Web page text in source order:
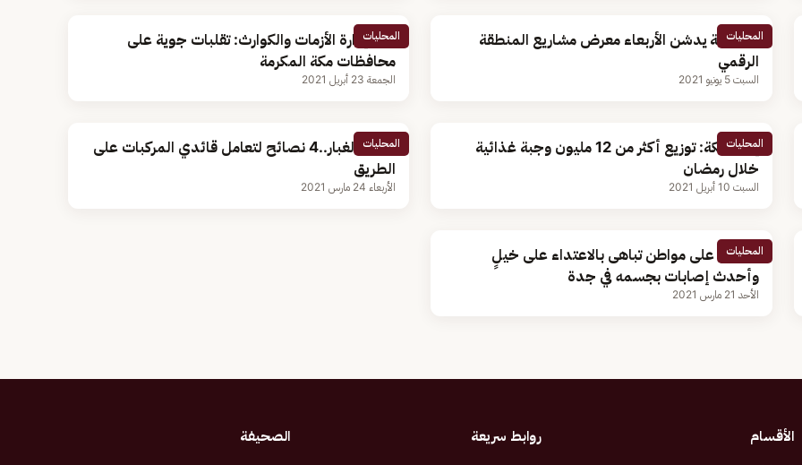
المحليات
أمير مكة يدشن الأربعاء معرض مشاريع المنطقة
الرقمي
السبت 5 يونيو 2021
المحليات
مركز إدارة الأزمات والكوارث: تقلبات جوية على
محافظات مكة المكرمة
الجمعة 23 أبريل 2021
المحليات
إمارة مكة: توزيع أكثر من 12 مليون وجبة غذائية
خلال رمضان
السبت 10 أبريل 2021
المحليات
موجة الغبار..4 نصائح لتعامل قائدي المركبات على
الطريق
الأربعاء 24 مارس 2021
المحليات
القبض على مواطن تباهى بالاعتداء على خيلٍ
وأحدث إصابات بجسمه في جدة
الأحد 21 مارس 2021
الأقسام روابط سريعة الصحيفة